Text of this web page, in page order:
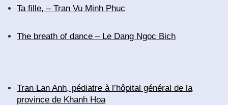
Ta fille, – Tran Vu Minh Phuc
The breath of dance – Le Dang Ngoc Bich
Tran Lan Anh, pédiatre à l’hôpital général de la
province de Khanh Hoa